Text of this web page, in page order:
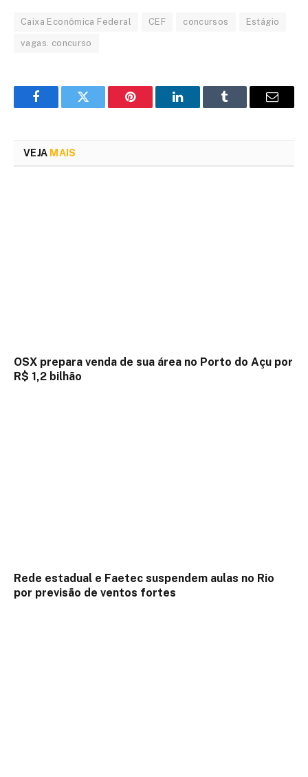
Caixa Econômica Federal CEF concursos Estágio
vagas. concurso
FacebookTwitter Pinterest LinkedInTumblr Email
VEJA MAIS
OSX prepara venda de sua área no Porto do Açu por
R$ 1,2 bilhão
Rede estadual e Faetec suspendem aulas no Rio
por previsão de ventos fortes